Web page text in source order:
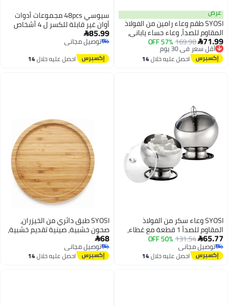
عرض
SYOSI طقم وعاء رامين من الفولاذ
المقاوم للصدأ، وعاء حساء ياباني،
وعاء رامين سعة 1000 مل مع
غطاء، وعاء مزدوج معزول محكم،
أدوات مائدة يابانية تقليدية (أخضر)
71.99
169.98
57% OFF أقل سعر في 30 يوم
توصيل مجاني
أقل سعر في 30 يوماحصل عليه خلال14
سيوسي 48pcs مجموعات أدوات
أوان غير قابلة للكسر ل 4 أشخاص
لألواح التخييم والأوعية مجموعة
نزهة بلاستيكية عشاء خفيفة الوزن
شوكة شوكة أدوات المائدة الملونة
85.99
توصيل مجاني
توصيل مجاني
احصل عليه خلال14
SYOSI وعاء سكر من الفولاذ
المقاوم للصدأ 1 قطعة مع غطاء،
حافظة سكر مربعة ذات قمة
شفافة، وعاء كرات حلوى كروي،
حاوية أمانة حلوى، صحن تقديم من
65.77
131.54
50% OFF
توصيل مجاني
توصيل مجانياحصل عليه خلال14
SYOSI طبق دائري من الخيزران،
صحون خشبية، صينية تقديم خشبية،
فواكه، خبز، طبق سلطة، لوح تقديم
شرائح اللحم، لطاولة الطعام / طاولة
القهوة، 7.9 بوصة، 1 قطع
68
توصيل مجاني
توصيل مجانياحصل عليه خلال14